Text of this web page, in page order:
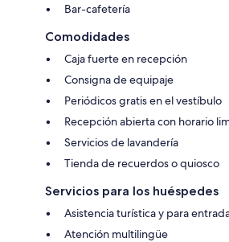
Bar-cafetería
Comodidades
Caja fuerte en recepción
Consigna de equipaje
Periódicos gratis en el vestíbulo
Recepción abierta con horario
Servicios de lavandería
Tienda de recuerdos o quiosco
Servicios para los huéspedes
Asistencia turística y para
Atención multilingüe